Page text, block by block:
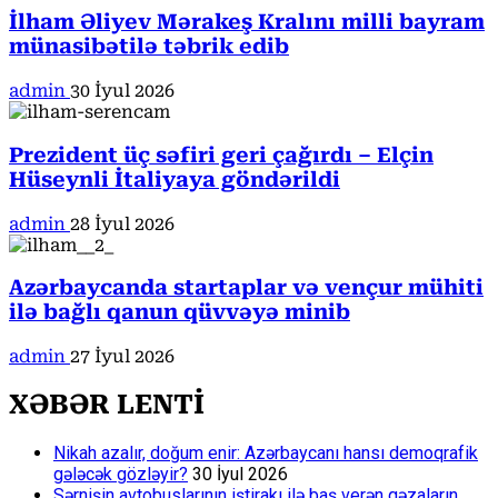
İlham Əliyev Mərakeş Kralını milli bayram
münasibətilə təbrik edib
admin 30 İyul 2026
Prezident üç səfiri geri çağırdı – Elçin
Hüseynli İtaliyaya göndərildi
admin 28 İyul 2026
Azərbaycanda startaplar və vençur mühiti
ilə bağlı qanun qüvvəyə minib
admin 27 İyul 2026
XƏBƏR LENTİ
Nikah azalır, doğum enir: Azərbaycanı hansı demoqrafik
gələcək gözləyir? 30 İyul 2026